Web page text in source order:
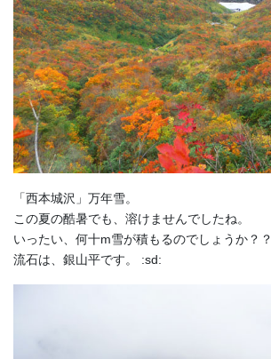
「西本城沢」万年雪。
この夏の酷暑でも、溶けませんでしたね。
いったい、何十m雪が積もるのでしょうか？？
流石は、銀山平です。 :sd: